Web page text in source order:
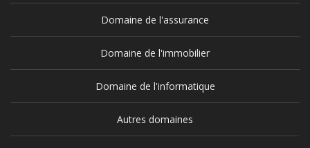
Domaine de l'assurance
Domaine de l'immobilier
Domaine de l'informatique
Autres domaines